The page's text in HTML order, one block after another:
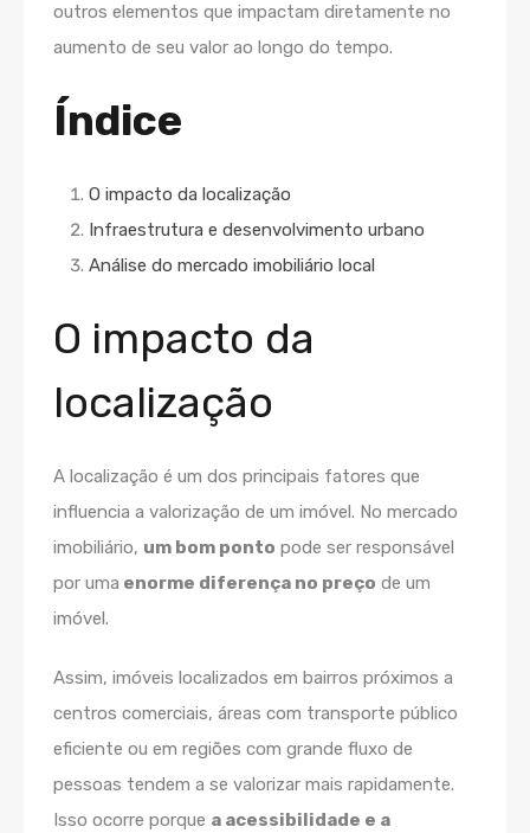
outros elementos que impactam diretamente no
aumento de seu valor ao longo do tempo.
Índice
O impacto da localização
Infraestrutura e desenvolvimento urbano
Análise do mercado imobiliário local
O impacto da
localização
A localização é um dos principais fatores que
influencia a valorização de um imóvel. No mercado
imobiliário, um bom ponto pode ser responsável
por uma enorme diferença no preço de um
imóvel.
Assim, imóveis localizados em bairros próximos a
centros comerciais, áreas com transporte público
eficiente ou em regiões com grande fluxo de
pessoas tendem a se valorizar mais rapidamente.
Isso ocorre porque a acessibilidade e a